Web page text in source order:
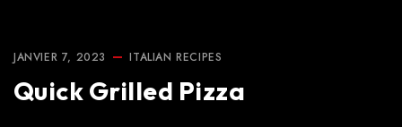
JANVIER 7, 2023 ITALIAN RECIPES
Quick Grilled Pizza